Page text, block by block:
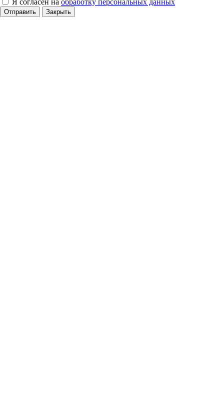
Я согласен на обработку персональных данных
Отправить Закрыть